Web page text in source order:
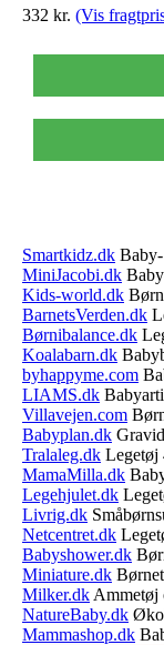
332 kr. (Vis
Smartkidz.dk
MiniJacobi.dk
Kids-world.dk
BarnetsVerden.dk
Børnibalance.dk
Koalabarn.dk
byhappyme.com
LIAMS.dk
Villavejen.com
Babyplan.dk
Tralaleg.dk Legetøj
MamaMilla.dk
Legehjulet.dk
Livrig.dk
Netcentret.dk
Babyshower.dk
Miniature.dk
Milker.dk Ammetøj
NatureBaby.dk
Mammashop.dk